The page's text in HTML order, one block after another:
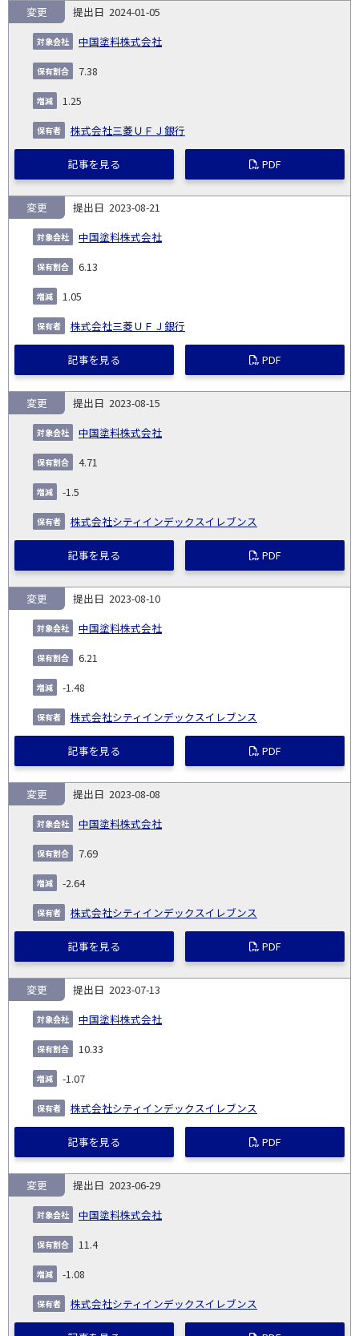
2024-01-05
中国塗料株式会社
変更
7.38
1.25
株式会社三菱ＵＦＪ銀行
記事を見る PDF
2023-08-21
中国塗料株式会社
変更
6.13
1.05
株式会社三菱ＵＦＪ銀行
記事を見る PDF
2023-08-15
中国塗料株式会社
変更
4.71
-1.5
株式会社シティインデックスイレブンス
記事を見る PDF
2023-08-10
中国塗料株式会社
変更
6.21
-1.48
株式会社シティインデックスイレブンス
記事を見る PDF
2023-08-08
中国塗料株式会社
変更
7.69
-2.64
株式会社シティインデックスイレブンス
記事を見る PDF
2023-07-13
中国塗料株式会社
変更
10.33
-1.07
株式会社シティインデックスイレブンス
記事を見る PDF
2023-06-29
中国塗料株式会社
変更
11.4
-1.08
株式会社シティインデックスイレブンス